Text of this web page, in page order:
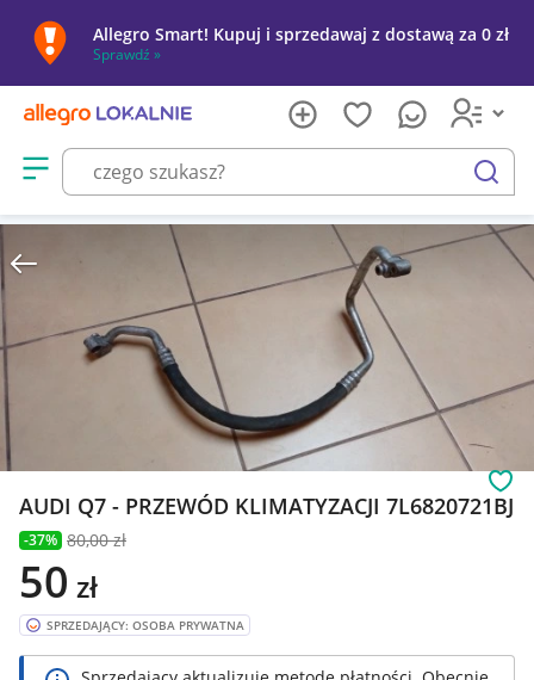
Allegro Smart! Kupuj i sprzedawaj z dostawą za 0 zł
Sprawdź »
Otwórz menu z kategoriami
szukaj
AUDI Q7 - PRZEWÓD KLIMATYZACJI 7L6820721BJ
-37% 80,00 zł
50 zł
SPRZEDAJĄCY: OSOBA PRYWATNA